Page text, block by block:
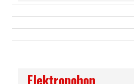
Elektropohon